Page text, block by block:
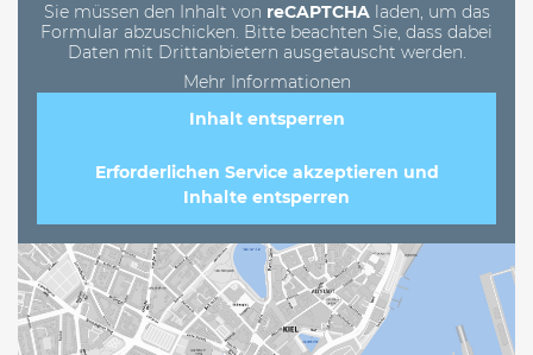
Sie müssen den Inhalt von reCAPTCHAladen, um das
Formular abzuschicken. Bitte beachten Sie, dass dabei
Daten mit Drittanbietern ausgetauscht werden.
Mehr Informationen
Inhalt entsperren
Erforderlichen Service akzeptieren und
Inhalte entsperren